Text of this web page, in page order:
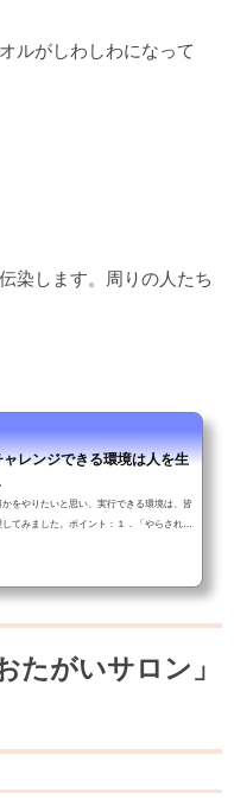
ルがしわしわになって
染します。周りの人たち
レンジできる環境は人を生
をやりたいと思い、実行できる環境は、皆
てみました。ポイント：１．「やらされ
献感を喚起する１．「やらされる」ではな
たがいサロン」